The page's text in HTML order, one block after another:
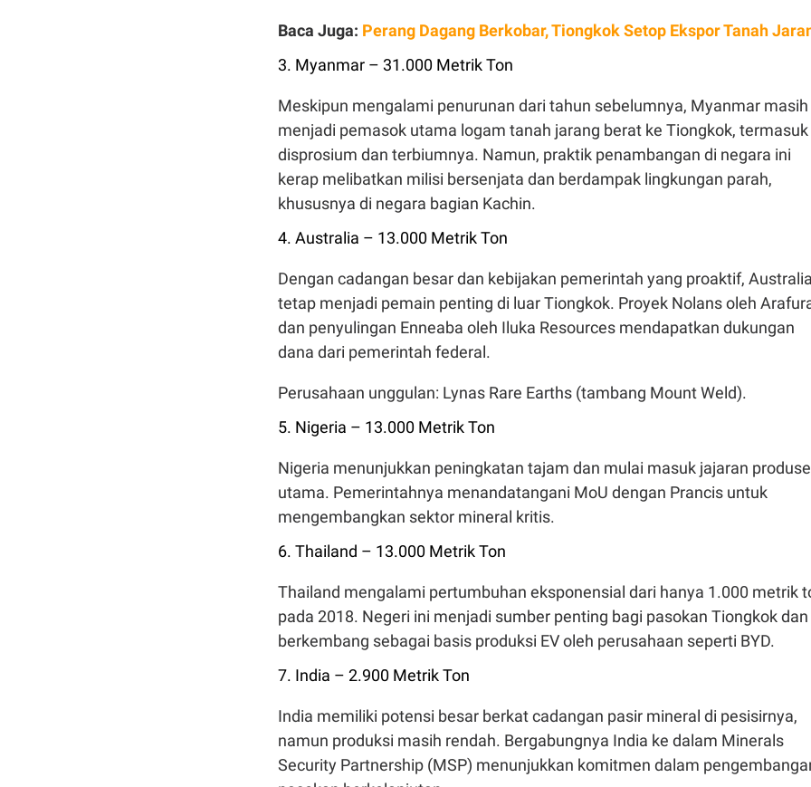
Baca Juga: Perang Dagang Berkobar, Tiongkok Setop Ekspor Tanah
3. Myanmar – 31.000 Metrik Ton
Meskipun mengalami penurunan dari tahun sebelumnya, Myanmar masih
menjadi pemasok utama logam tanah jarang berat ke Tiongkok, termasuk
disprosium dan terbiumnya. Namun, praktik penambangan di negara ini
kerap melibatkan milisi bersenjata dan berdampak lingkungan parah,
khususnya di negara bagian Kachin.
4. Australia – 13.000 Metrik Ton
Dengan cadangan besar dan kebijakan pemerintah yang proaktif,
tetap menjadi pemain penting di luar Tiongkok. Proyek Nolans oleh
dan penyulingan Enneaba oleh Iluka Resources mendapatkan dukungan
dana dari pemerintah federal.
Perusahaan unggulan: Lynas Rare Earths (tambang Mount Weld).
5. Nigeria – 13.000 Metrik Ton
Nigeria menunjukkan peningkatan tajam dan mulai masuk jajaran
utama. Pemerintahnya menandatangani MoU dengan Prancis untuk
mengembangkan sektor mineral kritis.
6. Thailand – 13.000 Metrik Ton
Thailand mengalami pertumbuhan eksponensial dari hanya 1.000 metrik
pada 2018. Negeri ini menjadi sumber penting bagi pasokan Tiongkok dan
berkembang sebagai basis produksi EV oleh perusahaan seperti BYD.
7. India – 2.900 Metrik Ton
India memiliki potensi besar berkat cadangan pasir mineral di pesisirnya,
namun produksi masih rendah. Bergabungnya India ke dalam Minerals
Security Partnership (MSP) menunjukkan komitmen dalam